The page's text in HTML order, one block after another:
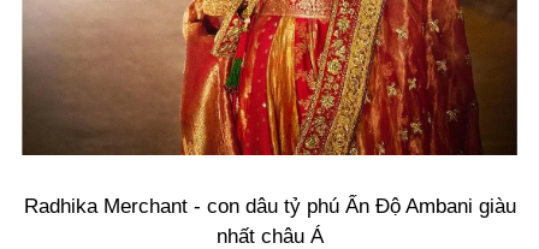
Radhika Merchant - con dâu tỷ phú Ấn Độ Ambani giàu
nhất châu Á